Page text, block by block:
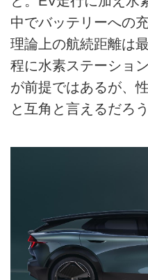
中でバッテリーへの
理論上の航続距離は
程に水素ステーショ
が前提ではあるが、
と互角と言えるだろう